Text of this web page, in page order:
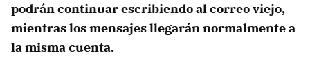
podrán continuar escribiendo al correo viejo,
mientras los mensajes llegarán normalmente a
la misma cuenta.